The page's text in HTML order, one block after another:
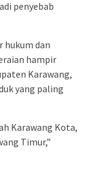
penyebab
dan
hampir
Karawang,
yang paling
Karawang Kota,
Timur,”